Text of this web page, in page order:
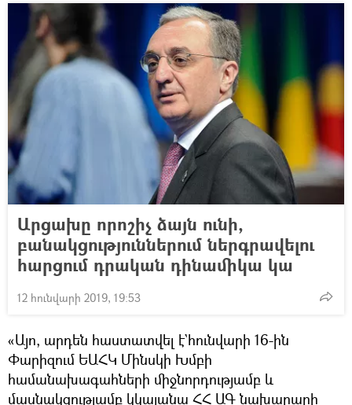
Արցախը որոշիչ ձայն ունի,
բանակցություններում ներգրավելու
հարցում դրական դինամիկա կա
12 հունվարի 2019, 19:53
«Այո, արդեն հաստատվել է`հունվարի 16-ին
Փարիզում ԵԱՀԿ Մինսկի Խմբի
համանախագահների միջնորդությամբ և
մասնակցությամբ կկայանա ՀՀ ԱԳ նախարարի